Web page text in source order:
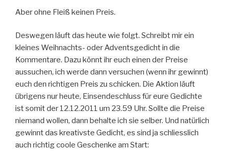
Aber ohne Fleiß keinen Preis.
Deswegen läuft das heute wie folgt. Schreibt mir ein
kleines Weihnachts- oder Adventsgedicht in die
Kommentare. Dazu könnt ihr euch einen der Preise
aussuchen, ich werde dann versuchen (wenn ihr gewinnt)
euch den richtigen Preis zu schicken. Die Aktion läuft
übrigens nur heute, Einsendeschluss für eure Gedichte
ist somit der 12.12.2011 um 23.59 Uhr. Sollte die Preise
niemand wollen, dann behalte ich sie selber. Und natürlich
gewinnt das kreativste Gedicht, es sind ja schliesslich
auch richtig coole Geschenke am Start: